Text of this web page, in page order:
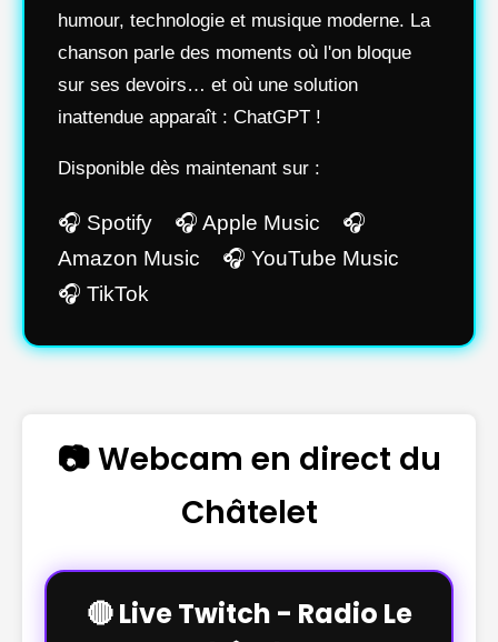
humour, technologie et musique moderne. La
chanson parle des moments où l'on bloque
sur ses devoirs… et où une solution
inattendue apparaît : ChatGPT !
Disponible dès maintenant sur :
🎧 Spotify 🎧 Apple Music 🎧
Amazon Music 🎧 YouTube Music
🎧 TikTok
📷 Webcam en direct du
Châtelet
🔴 Live Twitch - Radio Le